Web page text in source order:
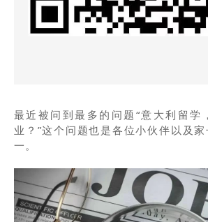
最近被问到最多的问题“意大利留学
业？”这个问题也是各位小伙伴以及
一。